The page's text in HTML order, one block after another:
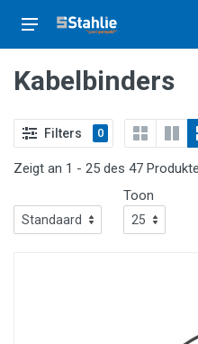
Kabelbinders
Filters 0
Zeigt an 1 - 25 des 47 Produkte
Toon